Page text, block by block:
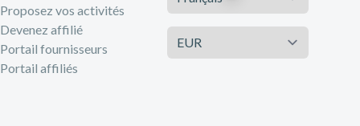
Proposez vos activités
Devenez affilié
Portail fournisseurs
Portail affiliés
Monnaie